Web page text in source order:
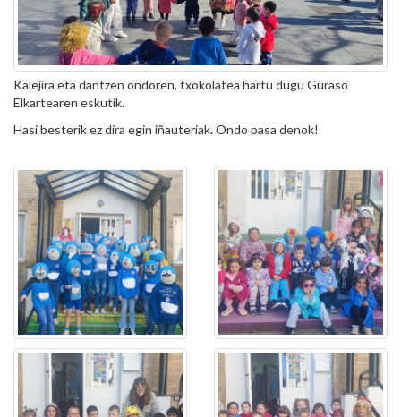
Kalejira eta dantzen ondoren, txokolatea hartu dugu Guraso
Elkartearen eskutik.
Hasi besterik ez dira egin iñauteriak. Ondo pasa denok!